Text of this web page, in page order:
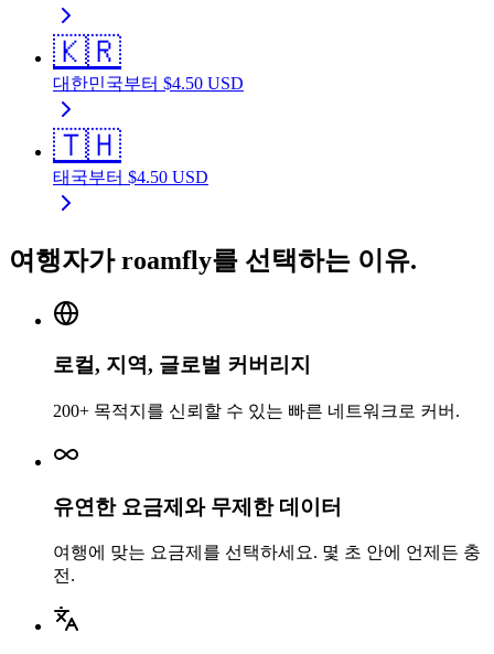
🇰🇷
대한민국부터 $4.50 USD
🇹🇭
태국부터 $4.50 USD
여행자가 roamfly를 선택하는 이유.
로컬, 지역, 글로벌 커버리지
200+ 목적지를 신뢰할 수 있는 빠른 네트워크로 커버.
유연한 요금제와 무제한 데이터
여행에 맞는 요금제를 선택하세요. 몇 초 안에 언제든 충
전.